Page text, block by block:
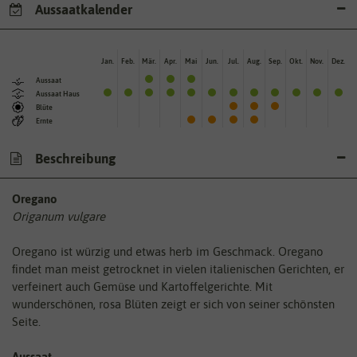
Aussaatkalender
Aussaat
Aussaat Haus
Blüte
Ernte
Jan. Feb. Mär. Apr. Mai Jun. Jul. Aug. Sep. Okt. Nov. Dez.
Beschreibung
Oregano
Origanum vulgare
Oregano ist würzig und etwas herb im Geschmack. Oregano
ﬁndet man meist getrocknet in vielen italienischen Gerichten, er
verfeinert auch Gemüse und Kartoffelgerichte. Mit
wunderschönen, rosa Blüten zeigt er sich von seiner schönsten
Seite.